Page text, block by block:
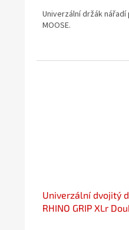
Univerzální držák
MOOSE.
Univerzální dvojitý
RHINO GRIP XLr